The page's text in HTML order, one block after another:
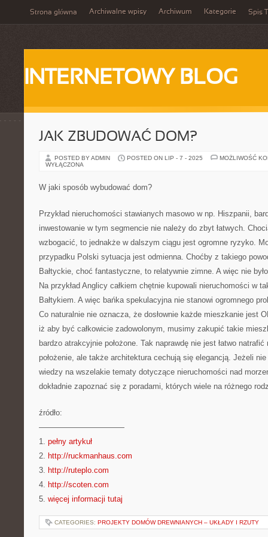
Strona główna Archiwalne wpisy Archiwum Kategorie Spis
INTERNETOWY BLOG
JAK ZBUDOWAĆ DOM?
POSTED BY ADMIN POSTED ON LIP - 7 - 2025
MOŻLIWOŚĆ
WYŁĄCZONA
W jaki sposób wybudować dom?
Przykład nieruchomości stawianych masowo w np. Hiszpanii,
inwestowanie w tym segmencie nie należy do zbyt łatwych.
wzbogacić, to jednakże w dalszym ciągu jest ogromne ryzyko.
przypadku Polski sytuacja jest odmienna. Choćby z takiego
Bałtyckie, choć fantastyczne, to relatywnie zimne. A więc nie
Na przykład Anglicy całkiem chętnie kupowali nieruchomości w
Bałtykiem. A więc bańka spekulacyjna nie stanowi ogromnego
Co naturalnie nie oznacza, że dosłownie każde mieszkanie jest
iż aby być całkowicie zadowolonym, musimy zakupić takie
bardzo atrakcyjnie położone. Tak naprawdę nie jest łatwo
położenie, ale także architektura cechują się elegancją. Jeżeli
wiedzy na wszelakie tematy dotyczące nieruchomości nad
dokładnie zapoznać się z poradami, których wiele na różnego
źródło:
———————————
1. pełny artykuł
2. http://ruckmanhaus.com
3. http://ruteplo.com
4. http://scoten.com
5. więcej informacji tutaj
CATEGORIES: PROJEKTY DOMÓW DREWNIANYCH – UKŁADY I RZUTY